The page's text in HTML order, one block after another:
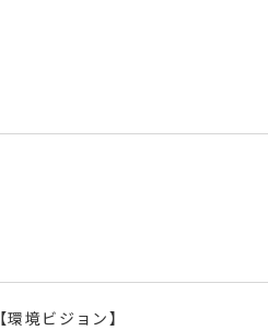
【環境ビジョン】